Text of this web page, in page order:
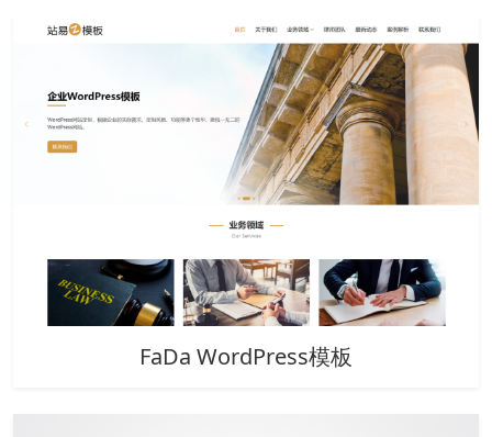
FaDa WordPress模板